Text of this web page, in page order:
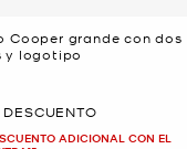
Cooper grande con dos
y logotipo
ADICIONAL CON EL